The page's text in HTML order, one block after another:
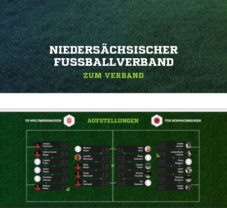
NIEDERSÄCHSISCHER
FUSSBALLVERBAND
ZUM VERBAND